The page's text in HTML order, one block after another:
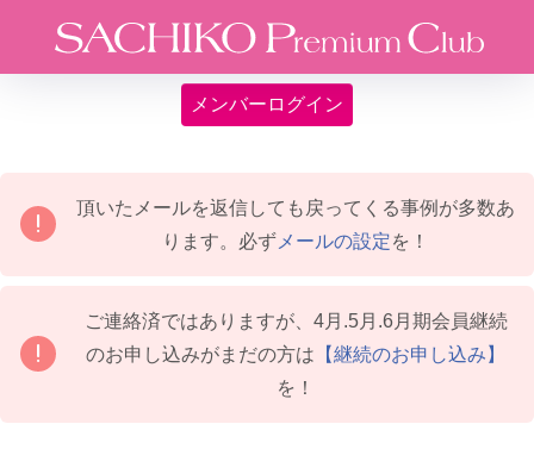
メンバーログイン
頂いたメールを返信しても戻ってくる事例が多数あ
ります。必ず メールの設定を！
ご連絡済ではありますが、4月.5月.6月期会員継続
のお申し込みがまだの方は 【継続のお申し込み】
を！